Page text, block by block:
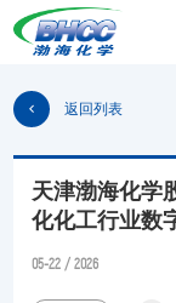
返回列表
天津渤海化学
化化工行业数
05-22 / 2026